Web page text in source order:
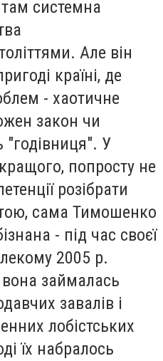
системна
Але він
країні, де
- хаотичне
закон чи
"годівниця". У
попросту не
розібрати
сама Тимошенко
- під час своєї
2005 р.
займалась
завалів і
лобістських
їх набралось